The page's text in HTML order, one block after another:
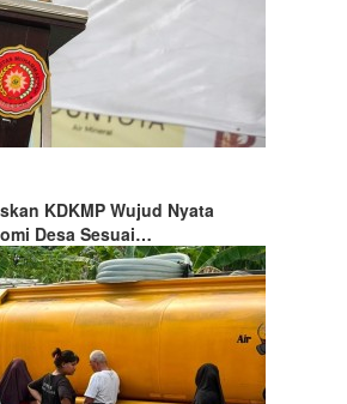
KDKMP Wujud Nyata
Desa Sesuai…